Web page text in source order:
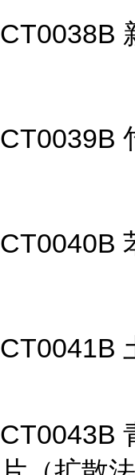
CT0038B
CT0039B
CT0040B
CT0041B
CT0043B